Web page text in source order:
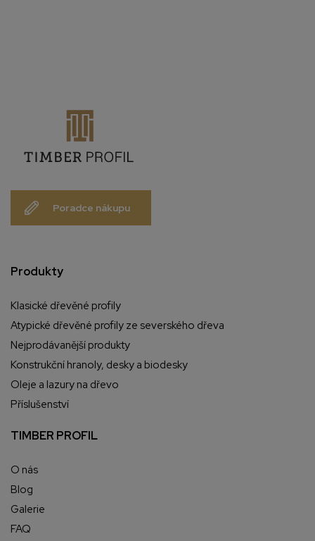
Poradce nákupu
Produkty
Klasické dřevěné profily
Atypické dřevěné profily ze severského dřeva
Nejprodávanější produkty
Konstrukční hranoly, desky a biodesky
Oleje a lazury na dřevo
Příslušenství
TIMBER PROFIL
O nás
Blog
Galerie
FAQ